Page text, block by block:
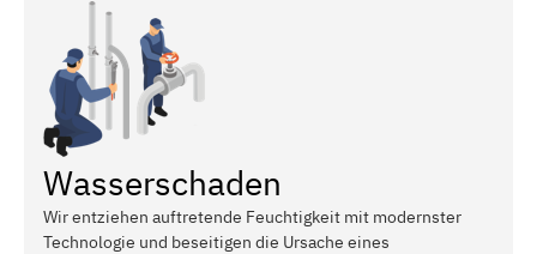
Wasserschaden
Wir entziehen auftretende Feuchtigkeit mit modernster
Technologie und beseitigen die Ursache eines